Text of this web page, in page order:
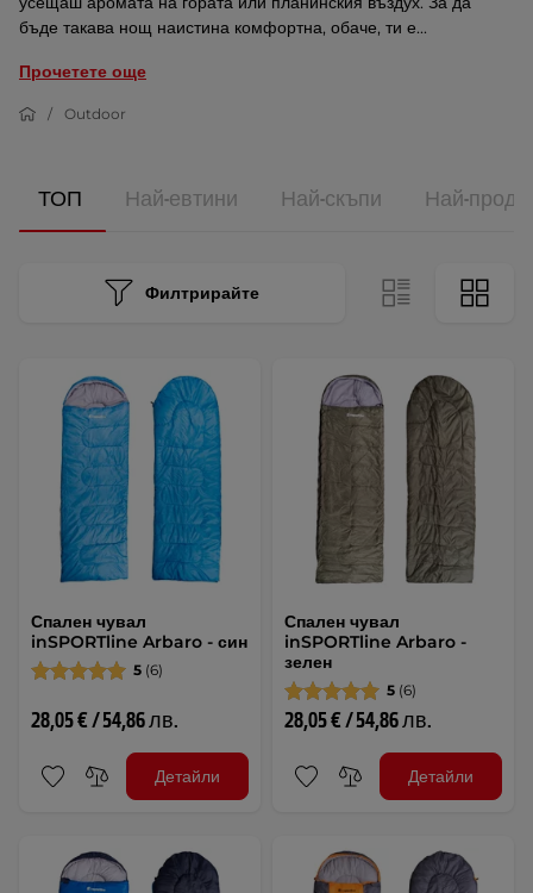
бъде такава нощ наистина комфортна, обаче, ти е...
Прочетете още
Outdoor
ТОП Най-евтини Най-скъпи Най-
Филтрирайте
Спален чувал
inSPORTline Arbaro - син
5 (6)
28,05 € / 54,86 лв.
Детайли
Спален чувал
inSPORTline Arbaro -
зелен
5 (6)
28,05 € / 54,86 лв.
Детайли